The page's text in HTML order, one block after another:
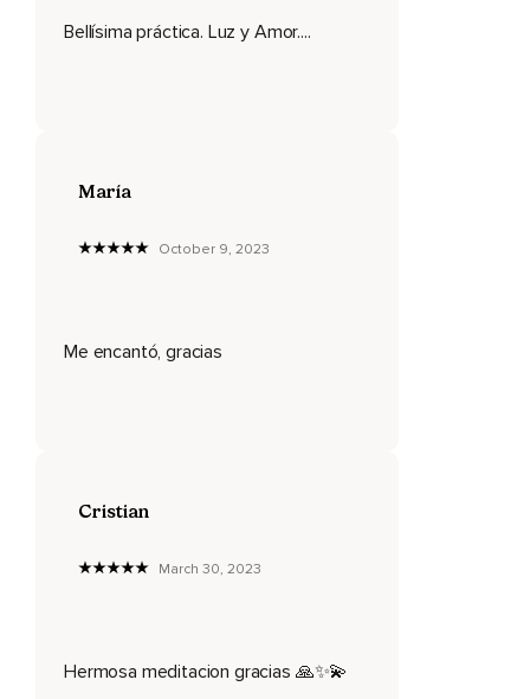
Bellísima práctica. Luz y Amor....
María
October 9, 2023
Me encantó, gracias
Cristian
March 30, 2023
Hermosa meditacion gracias 🙏✨💫